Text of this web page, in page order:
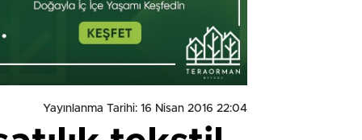
Yayınlanma Tarihi: 16 Nisan 2016 22:04